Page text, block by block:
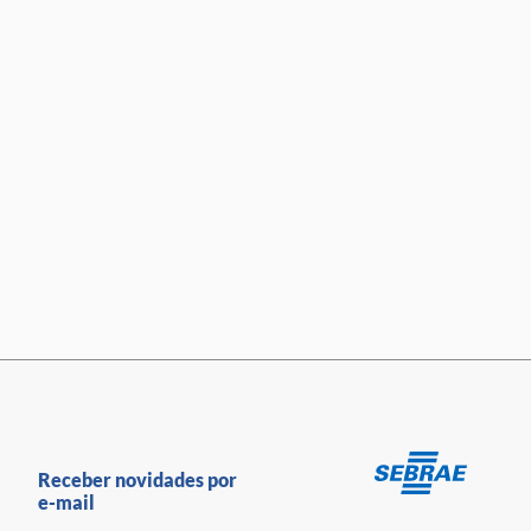
Receber novidades por
e-mail